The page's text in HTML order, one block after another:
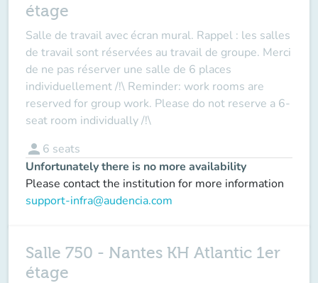
étage
Salle de travail avec écran mural. Rappel : les salles
de travail sont réservées au travail de groupe. Merci
de ne pas réserver une salle de 6 places
individuellement /!\ Reminder: work rooms are
reserved for group work. Please do not reserve a 6-
seat room individually /!\
person 6 seats
Unfortunately there is no more availability
Please contact the institution for more information
support-infra@audencia.com
Salle 750 - Nantes KH Atlantic 1er
étage